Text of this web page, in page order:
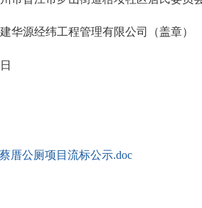
源经纬工程管理有限公司（盖章）
厝公厕项目流标公示.doc